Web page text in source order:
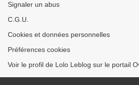
Signaler un abus
C.G.U.
Cookies et données personnelles
Préférences cookies
Voir le profil de Lolo Leblog sur le portail